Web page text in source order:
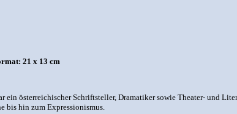
21 x 13 cm
österreichischer Schriftsteller, Dramatiker sowie Theater- und
bis hin zum Expressionismus.